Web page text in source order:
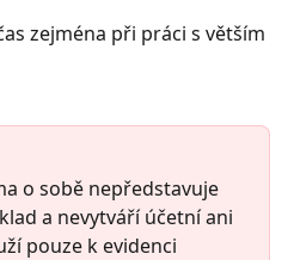
zejména při práci s větším
o sobě nepředstavuje
a nevytváří účetní ani
pouze k evidenci